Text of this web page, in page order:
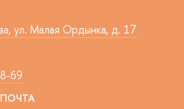
ул. Малая Ордынка, д. 17
69